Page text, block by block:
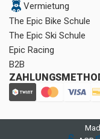
Vermietung
The Epic Bike Schule
The Epic Ski Schule
Epic Racing
B2B